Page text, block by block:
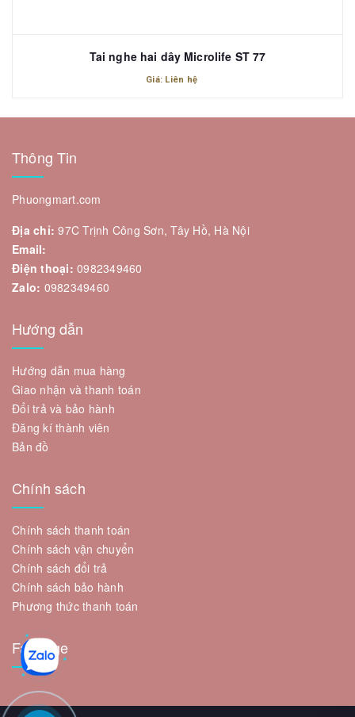
Tai nghe hai dây Microlife ST 77
Giá: Liên hệ
Thông Tin
Phuongmart.com
Địa chỉ: 97C Trịnh Công Sơn, Tây Hồ, Hà Nội
Email:
Điện thoại: 0982349460
Zalo: 0982349460
Hướng dẫn
Hướng dẫn mua hàng
Giao nhận và thanh toán
Đổi trả và bảo hành
Đăng kí thành viên
Bản đồ
Chính sách
Chính sách thanh toán
Chính sách vận chuyển
Chính sách đổi trả
Chính sách bảo hành
Phương thức thanh toán
Fanpage